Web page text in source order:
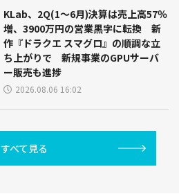
KLab、2Q(1～6月)決算は売上高57％
増、3900万円の営業黒字に転換 新
作『ドラクエ スマグロ』の順調な立
ち上がりで 新規事業のGPUサーバ
ー販売も進捗
2026.08.06 16:02
すべて見る